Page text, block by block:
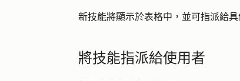
新技能將顯示於表格中，並可指派給具
將技能指派給使用者